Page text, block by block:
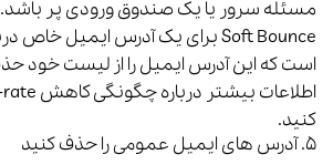
مسئله سرور یا یک صندوق ورودی پر باشد.
Soft Bounceبرای یک آدرس ایمیل خاص
است که این آدرس ایمیل را از لیست خود
اطلاعات بیشتر درباره چگونگی کاهش Bounce-rate خود،
کنید.
۵. آدرس های ایمیل عمومی را حذف کنید